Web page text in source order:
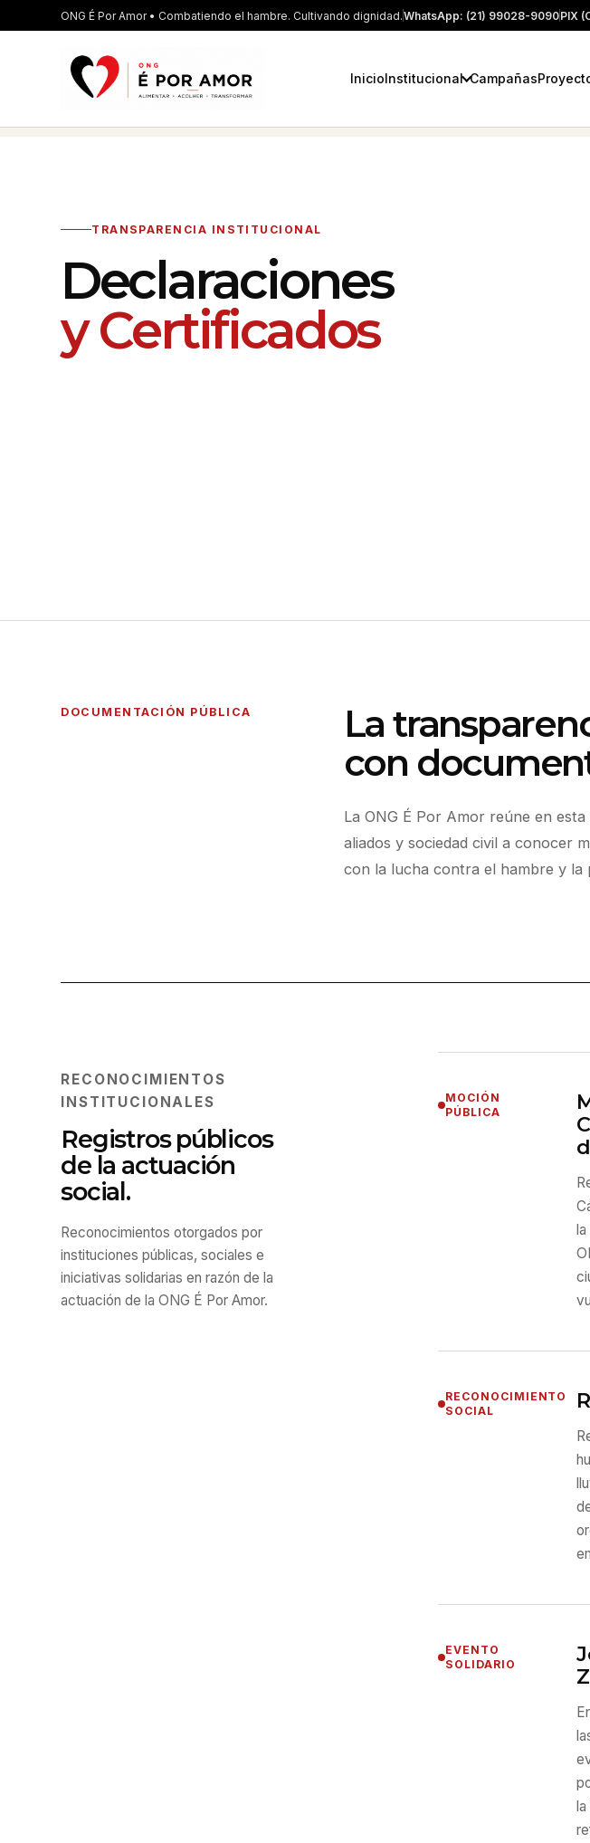
ONG É Por Amor • Combatiendo el hambre. Cultivando dignidad.WhatsApp: (21) 99028-9090PIX
InicioInstitucional Campañas
TRANSPARENCIA INSTITUCIONAL
Declaraciones
y Certificados
DOCUMENTACIÓN PÚBLICA
La
con
La ONG É Por Amor reúne en
aliados y sociedad civil a conocer
con la lucha contra el hambre y la
RECONOCIMIENTOS
INSTITUCIONALES
Registros públicos
de la actuación
social.
Reconocimientos otorgados por
instituciones públicas, sociales e
iniciativas solidarias en razón de la
actuación de la ONG É Por Amor.
MOCIÓN
PÚBLICA
RECONOCIMIENTO
SOCIAL
EVENTO
SOLIDARIO